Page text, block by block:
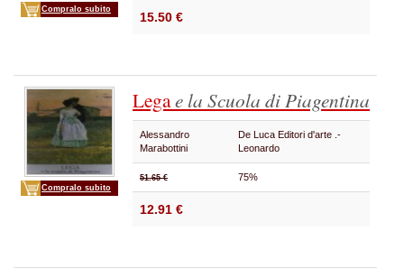
Compralo subito
15.50 €
Compralo subito
Legae la Scuola di Piagentina
Alessandro
Marabottini
De Luca Editori d'arte .-
Leonardo
51.65 € 75%
12.91 €